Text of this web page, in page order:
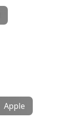
Apple